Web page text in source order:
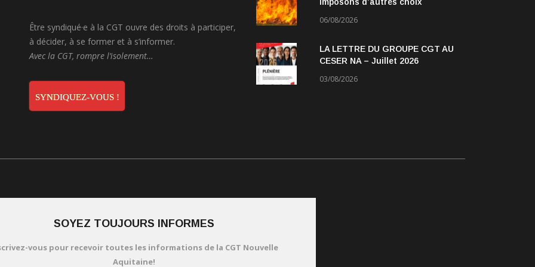
Être syndiqué·e à la CGT ouvre des droits à participer,
à décider, à se former et à s’informer.
Avec la CGT, rompre l’isolement…
SYNDIQUEZ-VOUS !
06/08/2026
LA LETTRE DU GROUPE CGT AU
CESER NA – Juillet 2026
03/08/2026
SOYEZ TOUJOURS INFORMES
vous pour recevoir toutes les informations de la CGT Nouvelle
Aquitaine!